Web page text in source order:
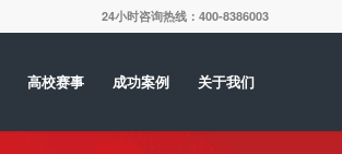
24小时咨询热线：400-8386003
高校赛事 成功案例 关于我们